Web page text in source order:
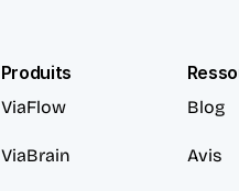
Produits
ViaFlow
ViaBrain
Blog
Avis